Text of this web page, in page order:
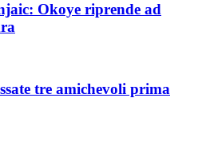
Okoye riprende ad
tre amichevoli prima